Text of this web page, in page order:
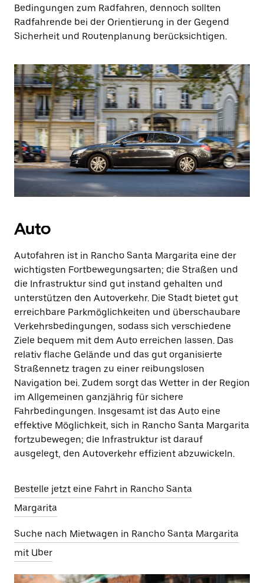
Bedingungen zum Radfahren, dennoch sollten
Radfahrende bei der Orientierung in der Gegend
Sicherheit und Routenplanung berücksichtigen.
Auto
Autofahren ist in Rancho Santa Margarita eine der
wichtigsten Fortbewegungsarten; die Straßen und
die Infrastruktur sind gut instand gehalten und
unterstützen den Autoverkehr. Die Stadt bietet gut
erreichbare Parkmöglichkeiten und überschaubare
Verkehrsbedingungen, sodass sich verschiedene
Ziele bequem mit dem Auto erreichen lassen. Das
relativ flache Gelände und das gut organisierte
Straßennetz tragen zu einer reibungslosen
Navigation bei. Zudem sorgt das Wetter in der Region
im Allgemeinen ganzjährig für sichere
Fahrbedingungen. Insgesamt ist das Auto eine
effektive Möglichkeit, sich in Rancho Santa Margarita
fortzubewegen; die Infrastruktur ist darauf
ausgelegt, den Autoverkehr effizient abzuwickeln.
Bestelle jetzt eine Fahrt in Rancho Santa
Margarita
Suche nach Mietwagen in Rancho Santa Margarita
mit Uber